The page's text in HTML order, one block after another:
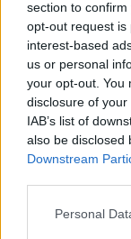
section to
opt-out request is
interest-based
us or personal
your opt-out. You
disclosure of
IAB’s list of
also be disclosed
Downstream
Personal
ΚΡΗΤΗ
Χερσόνησος:
σκάφους
GOSSIP -
Ο